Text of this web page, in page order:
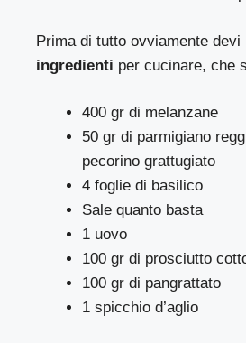
Prima di tutto ovviamente devi
ingredienti per cucinare, che
400 gr di melanzane
50 gr di parmigiano
pecorino grattugiato
4 foglie di basilico
Sale quanto basta
1 uovo
100 gr di prosciutto
100 gr di pangrattato
1 spicchio d’aglio